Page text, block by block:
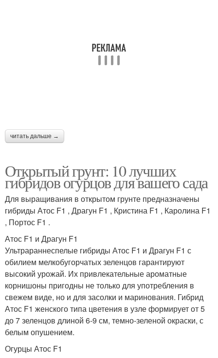
читать дальше →
Открытый грунт: 10 лучших
гибридов огурцов для вашего сада
Для выращивания в открытом грунте предназначены
гибриды Атос F1 , Драгун F1 , Кристина F1 , Каролина F1
, Портос F1 .
Атос F1 и Драгун F1
Ультрараннеспелые гибриды Атос F1 и Драгун F1 с
обилием мелкобугорчатых зеленцов гарантируют
высокий урожай. Их привлекательные ароматные
корнишоны пригодны не только для употребления в
свежем виде, но и для засолки и маринования. Гибрид
Атос F1 женского типа цветения в узле формирует от 5
до 7 зеленцов длиной 6-9 см, темно-зеленой окраски, с
белым опушением.
Огурцы Атос F1